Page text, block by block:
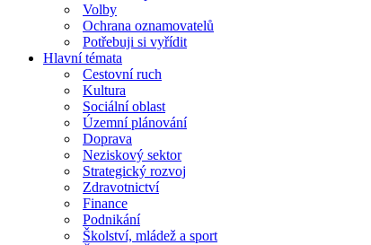
Volby
Ochrana oznamovatelů
Potřebuji si vyřídit
Hlavní témata
Cestovní ruch
Kultura
Sociální oblast
Územní plánování
Doprava
Neziskový sektor
Strategický rozvoj
Zdravotnictví
Finance
Podnikání
Školství, mládež a sport